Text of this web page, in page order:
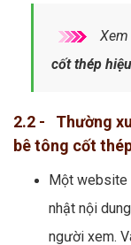
cốt thép
2.2 - Thường
bê tông cốt
Một website
nhật nội
người xem.